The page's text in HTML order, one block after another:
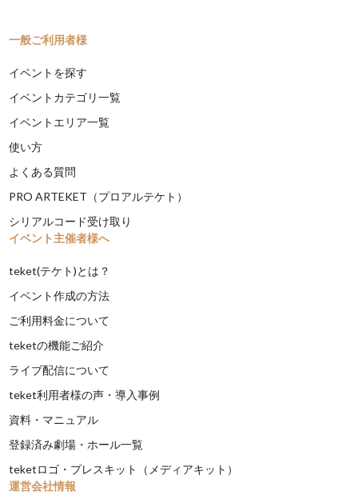
一般ご利用者様
イベントを探す
イベントカテゴリ一覧
イベントエリア一覧
使い方
よくある質問
PRO ARTEKET（プロアルテケト）
シリアルコード受け取り
イベント主催者様へ
teket(テケト)とは？
イベント作成の方法
ご利用料金について
teketの機能ご紹介
ライブ配信について
teket利用者様の声・導入事例
資料・マニュアル
登録済み劇場・ホール一覧
teketロゴ・プレスキット（メディアキット）
運営会社情報